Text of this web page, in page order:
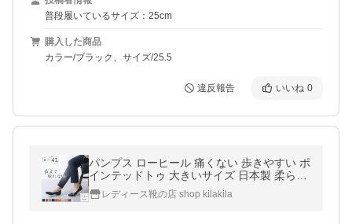
普段履いているサイズ：25cm
購入した商品
カラー/ブラック、サイズ/25.5
違反報告 いいね 0
パンプス ローヒール 痛くない 歩きやすい ポ
インテッドトゥ 大きいサイズ 日本製 柔らか
い 疲れない 走れる 脱げない 軽量 立ち仕事
冠婚葬祭 黒 爆買
レディース靴の店 shop kilakila